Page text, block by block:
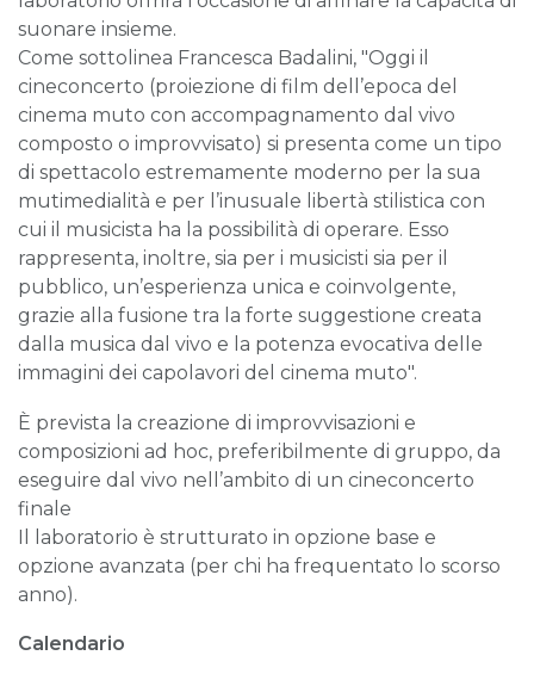
suonare insieme.
Come sottolinea Francesca Badalini, "Oggi il
cineconcerto (proiezione di film dell’epoca del
cinema muto con accompagnamento dal vivo
composto o improvvisato) si presenta come un tipo
di spettacolo estremamente moderno per la sua
mutimedialità e per l’inusuale libertà stilistica con
cui il musicista ha la possibilità di operare. Esso
rappresenta, inoltre, sia per i musicisti sia per il
pubblico, un’esperienza unica e coinvolgente,
grazie alla fusione tra la forte suggestione creata
dalla musica dal vivo e la potenza evocativa delle
immagini dei capolavori del cinema muto".
È prevista la creazione di improvvisazioni e
composizioni ad hoc, preferibilmente di gruppo, da
eseguire dal vivo nell’ambito di un cineconcerto
finale
Il laboratorio è strutturato in opzione base e
opzione avanzata (per chi ha frequentato lo scorso
anno).
Calendario